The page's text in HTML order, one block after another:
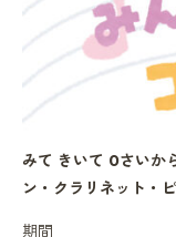
みて きいて 0さいか
ン・クラリネット・
期間